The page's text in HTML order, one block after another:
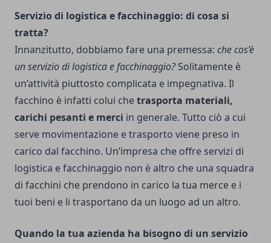
Servizio di logistica e facchinaggio: di cosa si
tratta?
Innanzitutto, dobbiamo fare una premessa: che cos’è
un servizio di logistica e facchinaggio?Solitamente è
un’attività piuttosto complicata e impegnativa. Il
facchino è infatti colui chetrasporta materiali,
carichi pesanti e merci in generale. Tutto ciò a cui
serve movimentazione e trasporto viene preso in
carico dal facchino. Un’impresa che offre servizi di
logistica e facchinaggio non è altro che una squadra
di facchini che prendono in carico la tua merce e i
tuoi beni e li trasportano da un luogo ad un altro.
Quando la tua azienda ha bisogno di un servizio